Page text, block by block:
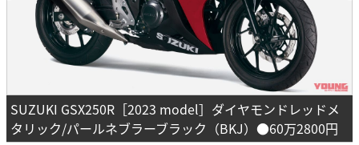
SUZUKI GSX250R［2023 model］ダイヤモンドレッドメ
タリック/パールネブラーブラック（BKJ）●60万2800円